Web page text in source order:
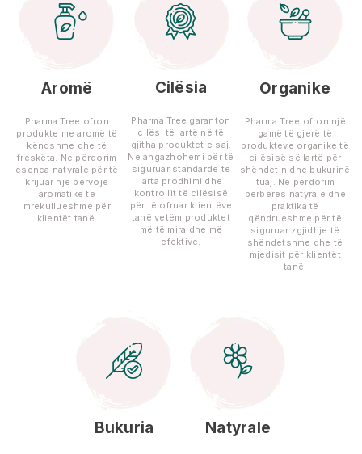
Aromë
Pharma Tree ofron
produkte me aromë të
këndshme dhe të
freskëta. Ne përdorim
esenca natyrale për të
krijuar një përvojë
aromatike të
mrekullueshme për
klientët tanë.
Cilësia
Pharma Tree garanton
cilësi të lartë në të
gjitha produktet e saj.
Ne angazhohemi për të
siguruar standarde të
larta prodhimi dhe
kontrollit të cilësisë
për të ofruar klientëve
tanë vetëm produktet
më të mira dhe më
efektive.
Organike
Pharma Tree ofron një
gamë të gjerë të
produkteve organike të
cilësisë së lartë për
shëndetin dhe bukurinë
tuaj. Ne përdorim
përbërës natyralë dhe
praktika të
qëndrueshme për të
siguruar zgjidhje të
shëndetshme dhe të
mjedisit për klientët
tanë.
Bukuria Natyrale